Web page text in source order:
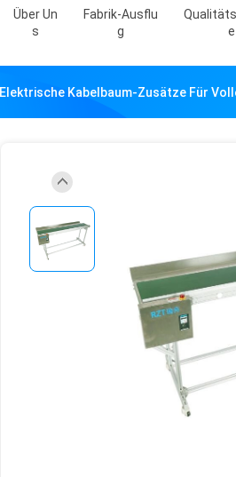
Über Un
S
Fabrik-Ausflu
G
E
Elektrische Kabelbaum-Zusätze Für